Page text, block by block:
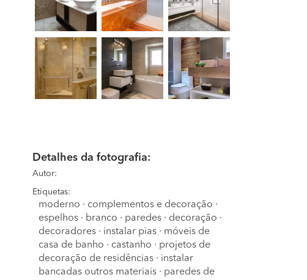
Detalhes da fotografia:
Autor:
Etiquetas:
moderno · complementos e decoração ·
espelhos · branco · paredes · decoração ·
decoradores · instalar pias · móveis de
casa de banho · castanho · projetos de
decoração de residências · instalar
bancadas outros materiais · paredes de